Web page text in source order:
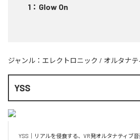
1 ： Glow On
ジャンル： エレクトロニック / オルタナテ
YSS
YSS｜リアルを侵食する、VR発オルタナティブ